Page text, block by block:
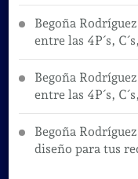
Begoña Rodríguez
entre las 4P´s,
Begoña Rodríguez
entre las 4P´s,
Begoña Rodríguez
diseño para tus